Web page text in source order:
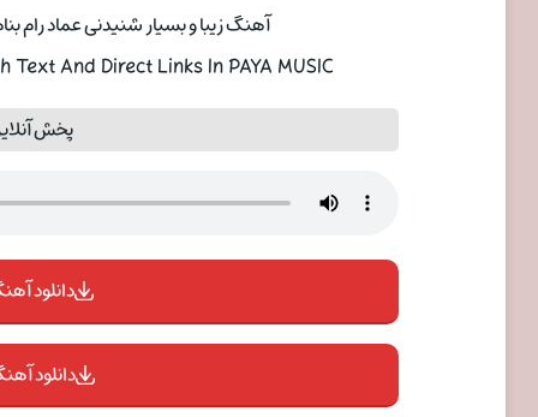
آهنگ زیبا و بسیار شنیدنی عماد رام بنام
Text And Direct Links In PAYA MUSIC
پخش
دانلود
دانلود